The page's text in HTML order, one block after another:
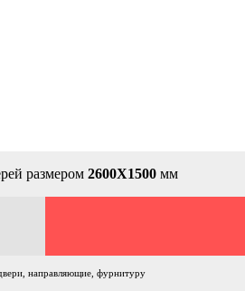
размером 2600Х1500 мм
направляющие, фурнитуру